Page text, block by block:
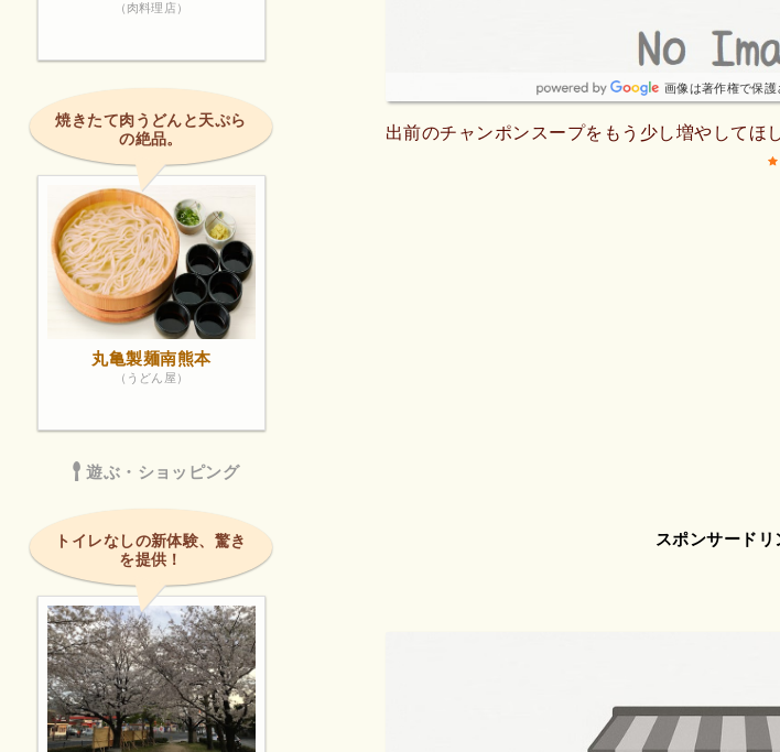
画像は著作権で保護
出前のチャンポンスープをもう少し増やしてほ
スポンサードリ
（肉料理店）
焼きたて肉うどんと天ぷら
の絶品。
丸亀製麺南熊本
（うどん屋）
遊ぶ・ショッピング
トイレなしの新体験、驚き
を提供！